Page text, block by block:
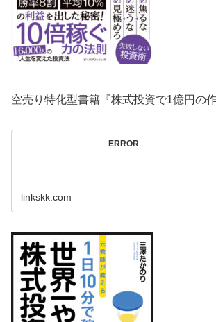
空売り特化型書籍『株式投資で1億円の
ERROR
linkskk.com